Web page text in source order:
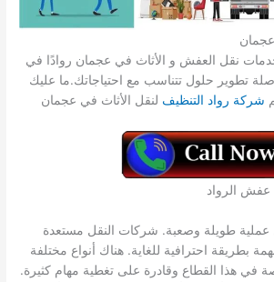
خدمات نقل العفش و الأثاث في عجمان روادًا في
تطوير حلول تتناسب مع احتياجاتك.ما عليك
شركة رواد التنظيف لنقل الأثاث في عجمان
عملية طويلة وصعبة. شركات النقل مستعدة
بطريقة احترافية للغاية. هناك أنواع مختلفة
في هذا القطاع وقادرة على تغطية مهام كثيرة.